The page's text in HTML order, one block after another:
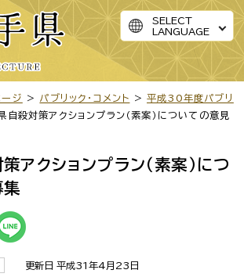
SELECT
LANGUAGE
ージ > パブリック・コメント >平成30年度パブリ
自殺対策アクションプラン（素案）についての意見
アクションプラン（素案）につ
集
更新日 平成31年4月23日